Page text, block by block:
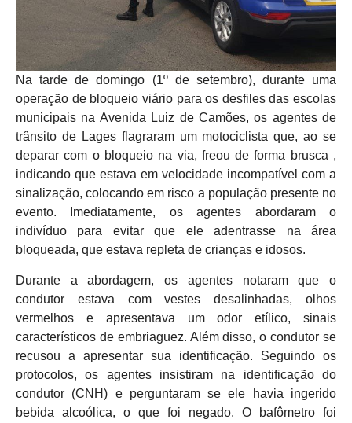
Na tarde de domingo (1º de setembro), durante uma
operação de bloqueio viário para os desfiles das escolas
municipais na Avenida Luiz de Camões, os agentes de
trânsito de Lages flagraram um motociclista que, ao se
deparar com o bloqueio na via, freou de forma brusca ,
indicando que estava em velocidade incompatível com a
sinalização, colocando em risco a população presente no
evento. Imediatamente, os agentes abordaram o
indivíduo para evitar que ele adentrasse na área
bloqueada, que estava repleta de crianças e idosos.
Durante a abordagem, os agentes notaram que o
condutor estava com vestes desalinhadas, olhos
vermelhos e apresentava um odor etílico, sinais
característicos de embriaguez. Além disso, o condutor se
recusou a apresentar sua identificação. Seguindo os
protocolos, os agentes insistiram na identificação do
condutor (CNH) e perguntaram se ele havia ingerido
bebida alcoólica, o que foi negado. O bafômetro foi